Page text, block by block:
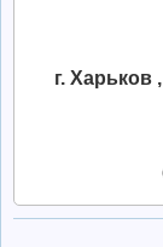
г. Харьков